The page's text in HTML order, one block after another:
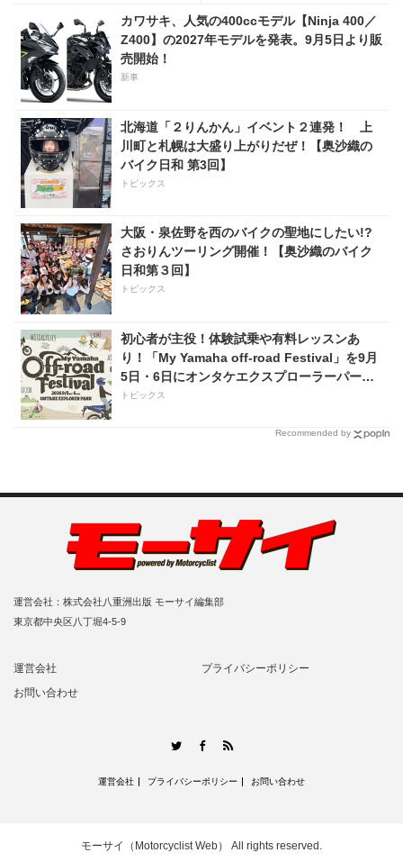
「旧CB400SF」を超えた!?
【Honda2026新車ニュー
ス】
カワサキ、人気の400ccモデル【Ninja 400／
Z400】の2027年モデルを発表。9月5日より販
売開始！
新車
北海道「２りんかん」イベント２連発！ 上
川町と札幌は大盛り上がりだぜ！【奥沙織の
バイク日和 第3回】
トピックス
大阪・泉佐野を西のバイクの聖地にしたい!?
さおりんツーリング開催！【奥沙織のバイク
日和第３回】
トピックス
初心者が主役！体験試乗や有料レッスンあ
り！「My Yamaha off-road Festival」を9月
5日・6日にオンタケエクスプローラーパーク
で実施！
トピックス
Recommended by
運営会社：株式会社八重洲出版 モーサイ編集部
東京都中央区八丁堀4-5-9
運営会社
プライバシーポリシー
お問い合わせ
TwitterFacebook
運営会社 プライバシーポリシー お問い合わせ
モーサイ（Motorcyclist Web） All rights reserved.